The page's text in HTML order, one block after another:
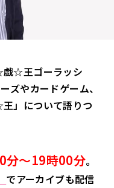
戯☆王ゴーラッシ
ズやカードゲーム、
」について語りつ
分～19時00分。
でアーカイブも配信